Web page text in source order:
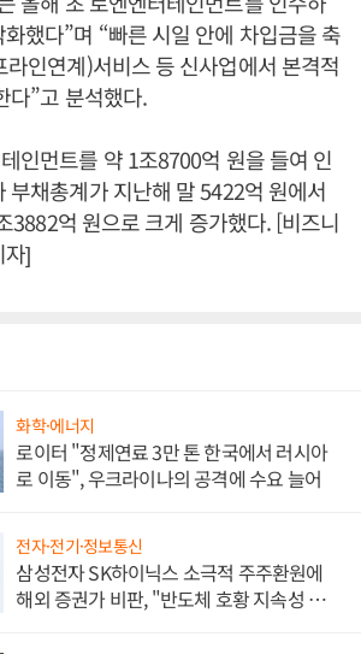
했다”며 “빠른 시일 안에 차입금을 축
라인연계)서비스 등 신사업에서 본격적
다”고 분석했다.
인먼트를 약 1조8700억 원을 들여 인
부채총계가 지난해 말 5422억 원에서
3882억 원으로 크게 증가했다. [비즈니
자]
화학·에너지
로이터 "정제연료 3만 톤 한국에서 러시아
로 이동", 우크라이나의 공격에 수요 늘어
전자·전기·정보통신
삼성전자 SK하이닉스 소극적 주주환원에
해외 증권가 비판, "반도체 호황 지속성 의